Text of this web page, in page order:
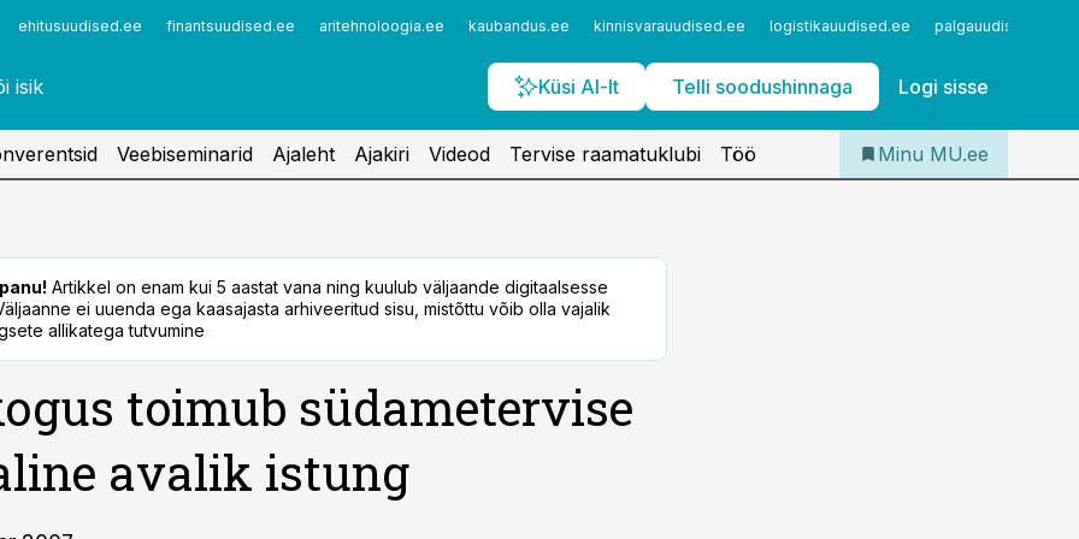
ehitusuudised.ee finantsuudised.ee aritehnoloogia.ee kaubandus.ee kinnisvarauudised.ee logistikauudised.ee palgauudised.ee
Küsi AI-lt Telli soodushinnaga Logi sisse
Iseteenindus
Telli Meditsiiniuudised
Veebiseminarid Ajaleht Ajakiri Videod Tervise raamatuklubi Töö Minu MU.ee
Artikkel on enam kui 5 aastat vana ning kuulub väljaande digitaalsesse
ei uuenda ega kaasajasta arhiveeritud sisu, mistõttu võib olla vajalik
allikatega tutvumine
toimub südametervise
avalik istung